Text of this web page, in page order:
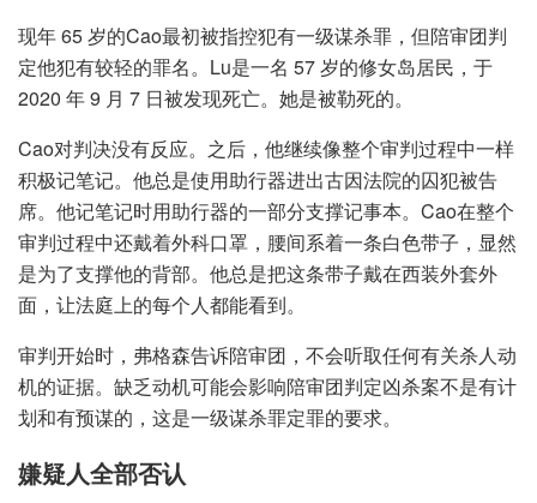
现年 65 岁的Cao最初被指控犯有一级谋杀罪，但陪审团判
定他犯有较轻的罪名。Lu是一名 57 岁的修女岛居民，于
2020 年 9 月 7 日被发现死亡。她是被勒死的。
Cao对判决没有反应。之后，他继续像整个审判过程中一样
积极记笔记。他总是使用助行器进出古因法院的囚犯被告
席。他记笔记时用助行器的一部分支撑记事本。Cao在整个
审判过程中还戴着外科口罩，腰间系着一条白色带子，显然
是为了支撑他的背部。他总是把这条带子戴在西装外套外
面，让法庭上的每个人都能看到。
审判开始时，弗格森告诉陪审团，不会听取任何有关杀人动
机的证据。缺乏动机可能会影响陪审团判定凶杀案不是有计
划和有预谋的，这是一级谋杀罪定罪的要求。
嫌疑人全部否认